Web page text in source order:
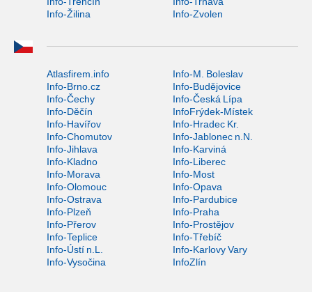
Info-Žilina
Info-Zvolen
Atlasfirem.info
Info-M. Boleslav
Info-Brno.cz
Info-Budějovice
Info-Čechy
Info-Česká Lípa
Info-Děčín
InfoFrýdek-Místek
Info-Havířov
Info-Hradec Kr.
Info-Chomutov
Info-Jablonec n.N.
Info-Jihlava
Info-Karviná
Info-Kladno
Info-Liberec
Info-Morava
Info-Most
Info-Olomouc
Info-Opava
Info-Ostrava
Info-Pardubice
Info-Plzeň
Info-Praha
Info-Přerov
Info-Prostějov
Info-Teplice
Info-Třebíč
Info-Ústí n.L.
Info-Karlovy Vary
Info-Vysočina
InfoZlín